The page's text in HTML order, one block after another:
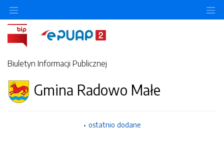
Biuletyn Informacji Publicznej
Gmina Radowo Małe
ostatnio dodane